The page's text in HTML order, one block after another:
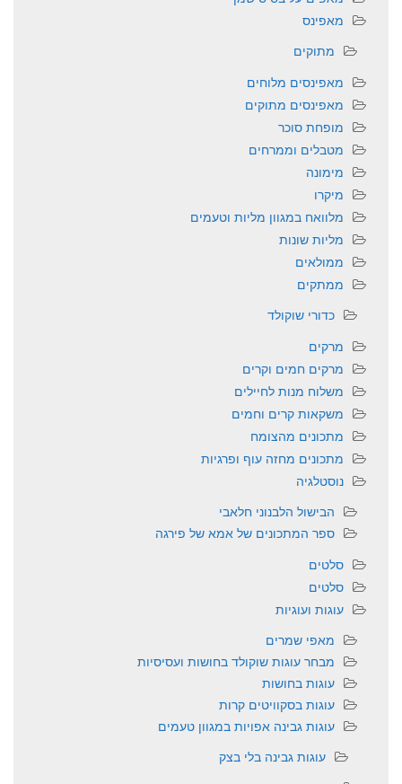
מאפינס
מתוקים
מאפינסים מלוחים
מאפינסים מתוקים
מופחת סוכר
מטבלים וממרחים
מימונה
מיקרו
מלוואח במגוון מליות וטעמים
מליות שונות
ממולאים
ממתקים
כדורי שוקולד
מרקים
מרקים חמים וקרים
משלוח מנות לחיילים
משקאות קרים וחמים
מתכונים מהצומח
מתכונים מחזה עוף ופרגיות
נוסטלגיה
הבישול הלבנוני חלאבי
ספר המתכונים של אמא של פירגה
סלטים
סלטים
עוגות ועוגיות
מאפי שמרים
מבחר עוגות שוקולד בחושות ועסיסיות
עוגות בחושות
עוגות בסקוויטים קרות
עוגות גבינה אפויות במגוון טעמים
עוגות גבינה בלי בצק